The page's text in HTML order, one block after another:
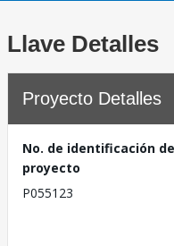
Llave Detalles
Proyecto Detalles
No. de identificación
proyecto
P055123